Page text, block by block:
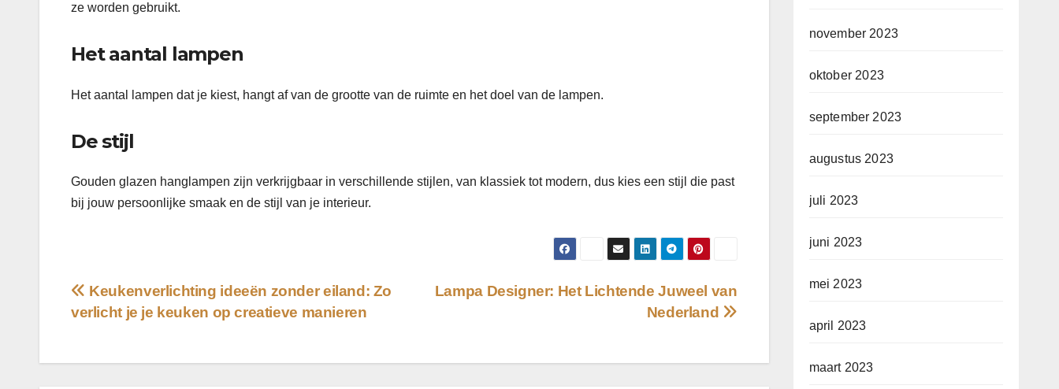
ze worden gebruikt.
Het aantal lampen
Het aantal lampen dat je kiest, hangt af van de grootte van de ruimte en het doel van de lampen.
De stijl
Gouden glazen hanglampen zijn verkrijgbaar in verschillende stijlen, van klassiek tot modern, dus kies een stijl die past
bij jouw persoonlijke smaak en de stijl van je interieur.
Bericht
navigatie
Lampa Designer: Het Lichtende Juweel van
Nederland
Keukenverlichting ideeën zonder eiland: Zo
verlicht je je keuken op creatieve manieren
november 2023
oktober 2023
september 2023
augustus 2023
juli 2023
juni 2023
mei 2023
april 2023
maart 2023